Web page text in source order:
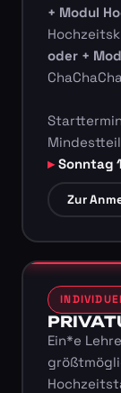
+ Modul
oder +
Sonntag
Zur
Ein*e